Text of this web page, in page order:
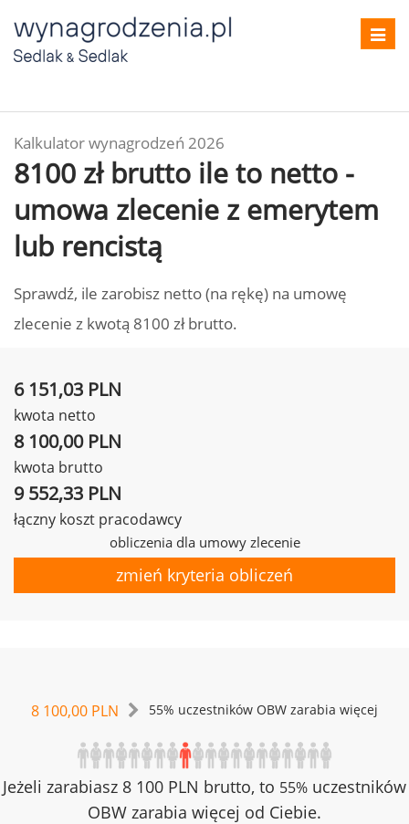
Kalkulator wynagrodzeń 2026
8100 zł brutto ile to netto -
umowa zlecenie z emerytem
lub rencistą
Sprawdź, ile zarobisz netto (na rękę) na umowę
zlecenie z kwotą 8100 zł brutto.
6 151,03 PLN
kwota netto
8 100,00 PLN
kwota brutto
9 552,33 PLN
łączny koszt pracodawcy
obliczenia dla umowy zlecenie
zmień kryteria obliczeń
8 100,00 PLN 55% uczestników OBW zarabia więcej
Jeżeli zarabiasz 8 100 PLN brutto, to 55% uczestników
OBW zarabia więcej od Ciebie.